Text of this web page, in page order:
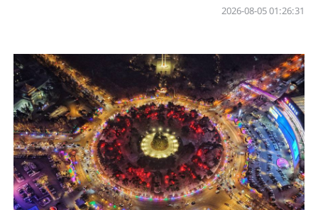
01:26:31 2026-08-05